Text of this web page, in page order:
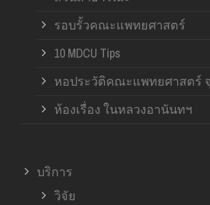
รอบรั้วคณะแพทยศาสตร์
10 MDCU Tips
หอประวัติคณะแพทยศาสตร์
ห้องเรื่อง ในหลวงอานันทฯ
บริการ
วิจัย